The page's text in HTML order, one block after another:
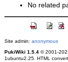
No related
Site admin: anonymous
PukiWiki 1.5.4© 2001-
1ubuntu2.25. HTML